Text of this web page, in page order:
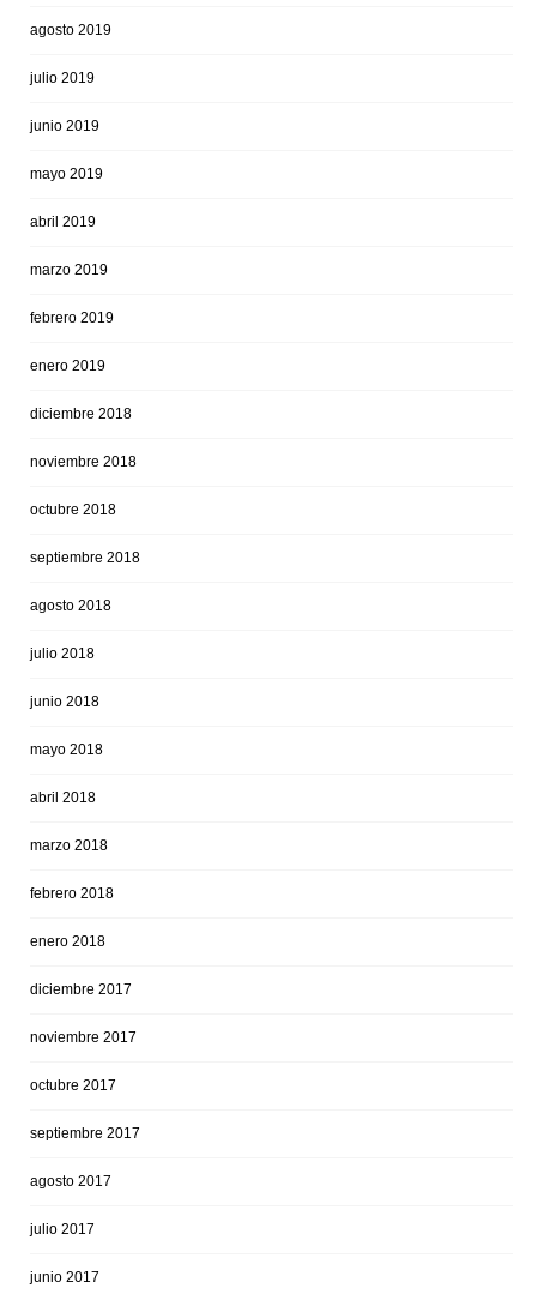
agosto 2019
julio 2019
junio 2019
mayo 2019
abril 2019
marzo 2019
febrero 2019
enero 2019
diciembre 2018
noviembre 2018
octubre 2018
septiembre 2018
agosto 2018
julio 2018
junio 2018
mayo 2018
abril 2018
marzo 2018
febrero 2018
enero 2018
diciembre 2017
noviembre 2017
octubre 2017
septiembre 2017
agosto 2017
julio 2017
junio 2017